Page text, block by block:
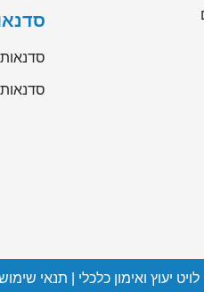
לויט יעוץ ואימון כלכלי תנאי שימוש